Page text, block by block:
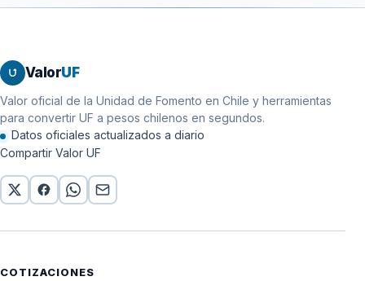
ValorUF
Valor oficial de la Unidad de Fomento en Chile y herramientas
para convertir UF a pesos chilenos en segundos.
Datos oficiales actualizados a diario
Compartir Valor UF
COTIZACIONES